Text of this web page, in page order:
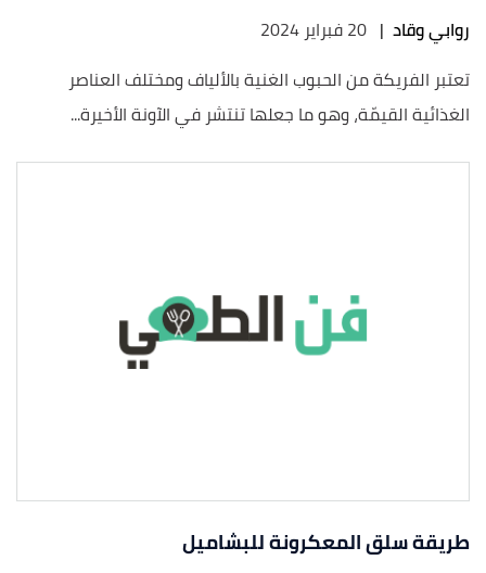
روابي وقاد | 20 فبراير 2024
تعتبر الفريكة من الحبوب الغنية بالألياف ومختلف العناصر
الغذائية القيمّة، وهو ما جعلها تنتشر في الآونة الأخيرة...
طريقة سلق المعكرونة للبشاميل